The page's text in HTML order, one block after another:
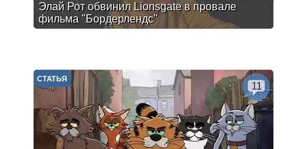
Элай Рот обвинил Lionsgate в провале
фильма "Бордерлендс"
СТАТЬЯ
11